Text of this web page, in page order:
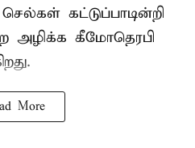
செல்கள் கட்டுப்பாடின்றி
அழிக்க கீமோதெரபி
More